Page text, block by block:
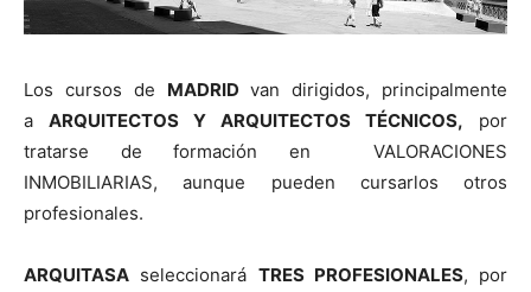
Los cursos de MADRID van dirigidos, principalmente
a ARQUITECTOS Y ARQUITECTOS TÉCNICOS, por
tratarse de formación en VALORACIONES
INMOBILIARIAS, aunque pueden cursarlos otros
profesionales.
ARQUITASA seleccionará TRES PROFESIONALES, por